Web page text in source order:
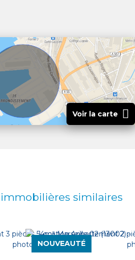
Voir la carte
similaires
NOUVEAUTÉ